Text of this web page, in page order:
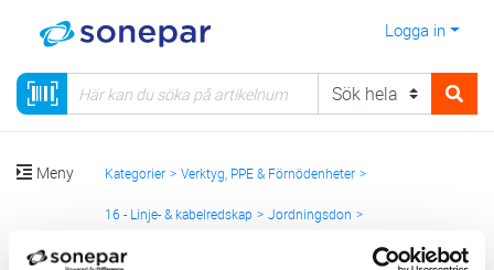
Logga in
Meny Kategorier Verktyg, PPE & Förnödenheter
16 - Linje- & kabelredskap Jordningsdon
Jordningsdon för friledning